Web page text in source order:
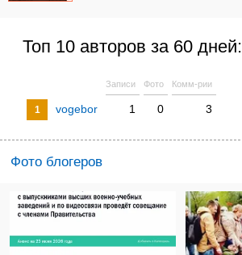
Топ 10 авторов за 60 дней:
Записи Фото Комм-рии
1 vogebor 1 0 3
Фото блогеров